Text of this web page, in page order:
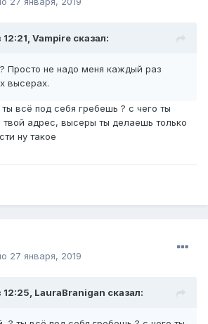
Vampirе сказал:
Просто не надо меня каждый раз
высерах.
всё под себя гребешь ? с чего ты
адрес, высеры ты делаешь только
ну такое
27 января, 2019
12:25, LauraBranigan сказал: